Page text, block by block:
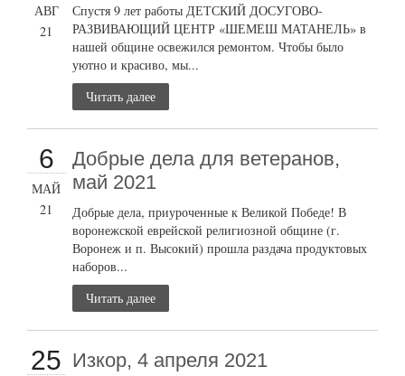
АВГ
21
Спустя 9 лет работы ДЕТСКИЙ ДОСУГОВО-
РАЗВИВАЮЩИЙ ЦЕНТР «ШЕМЕШ МАТАНЕЛЬ» в
нашей общине освежился ремонтом. Чтобы было
уютно и красиво, мы...
Читать далее
6
МАЙ
21
Добрые дела для ветеранов,
май 2021
Добрые дела, приуроченные к Великой Победе! В
воронежской еврейской религиозной общине (г.
Воронеж и п. Высокий) прошла раздача продуктовых
наборов...
Читать далее
25 Изкор, 4 апреля 2021